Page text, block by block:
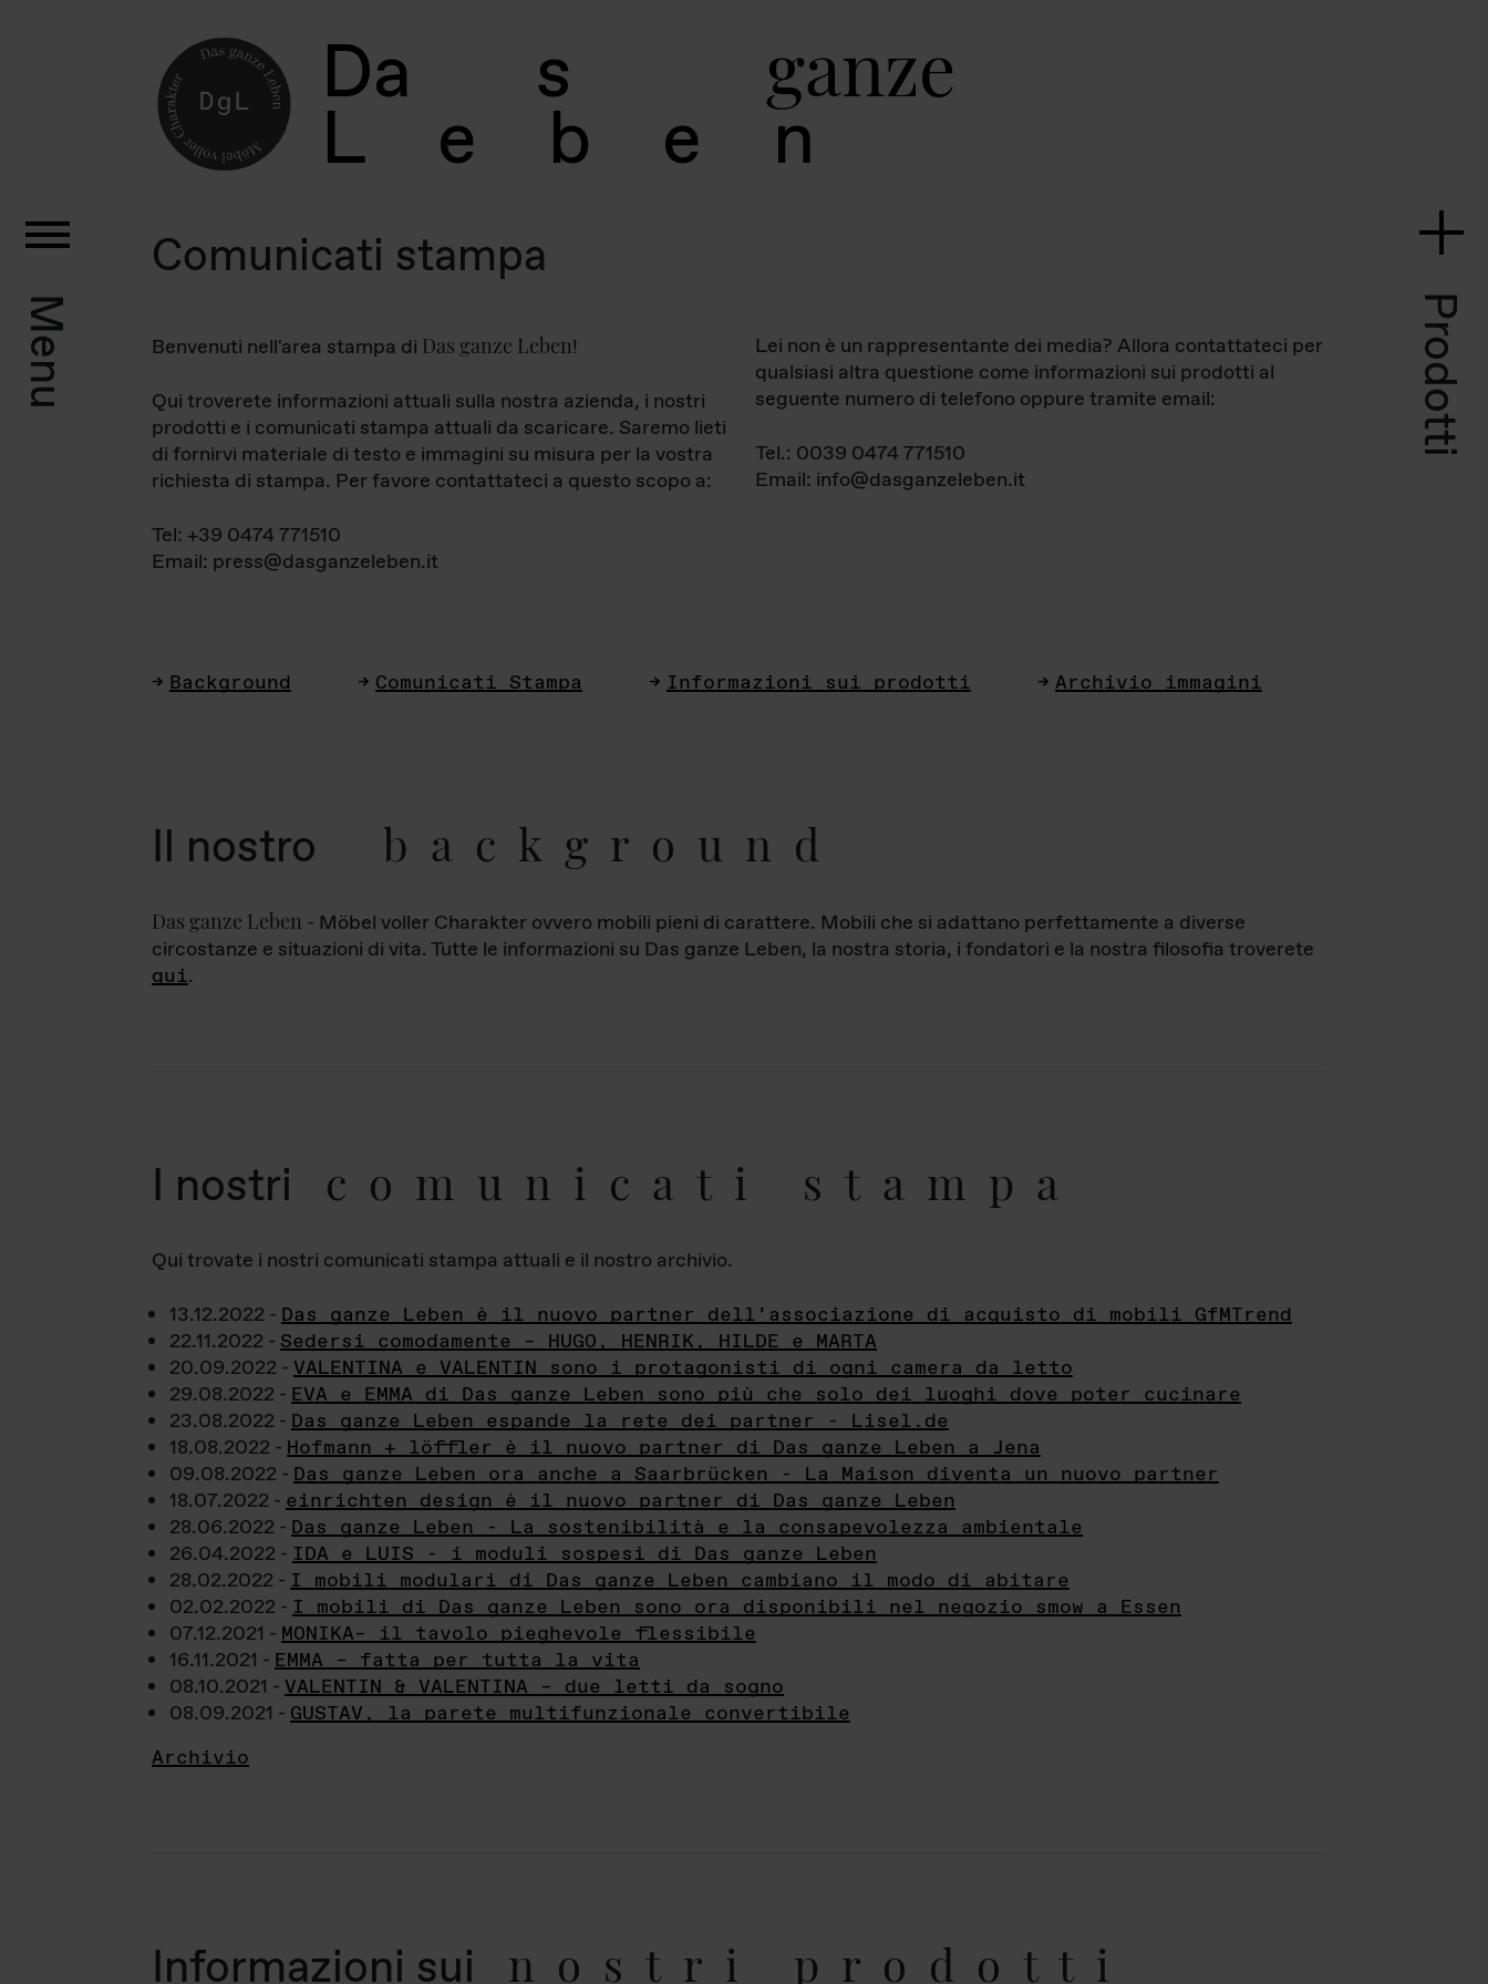
Da s ganze
L e b e n
Menu Prodotti
Comunicati stampa
Benvenuti nell'area stampa di Das ganze Leben!
Qui troverete informazioni attuali sulla nostra azienda, i nostri
prodotti e i comunicati stampa attuali da scaricare. Saremo lieti
di fornirvi materiale di testo e immagini su misura per la vostra
richiesta di stampa. Per favore contattateci a questo scopo a:
Tel: +39 0474 771510
Email: press@dasganzeleben.it
Lei non è un rappresentante dei media? Allora contattateci per
qualsiasi altra questione come informazioni sui prodotti al
seguente numero di telefono oppure tramite email:
Tel.: 0039 0474 771510
Email: info@dasganzeleben.it
Background Comunicati Stampa Informazioni sui prodotti Archivio immagini
Il nostro background
Das ganze Leben - Möbel voller Charakter ovvero mobili pieni di carattere. Mobili che si adattano perfettamente a diverse
circostanze e situazioni di vita. Tutte le informazioni su Das ganze Leben, la nostra storia, i fondatori e la nostra filosofia troverete
qui.
I nostri comunicati stampa
Qui trovate i nostri comunicati stampa attuali e il nostro archivio.
13.12.2022 - Das ganze Leben è il nuovo partner dell’associazione di acquisto di mobili GfMTrend
22.11.2022 - Sedersi comodamente – HUGO, HENRIK, HILDE e MARTA
20.09.2022 - VALENTINA e VALENTIN sono i protagonisti di ogni camera da letto
29.08.2022 - EVA e EMMA di Das ganze Leben sono più che solo dei luoghi dove poter cucinare
23.08.2022 - Das ganze Leben espande la rete dei partner - Lisel.de
18.08.2022 - Hofmann + löffler è il nuovo partner di Das ganze Leben a Jena
09.08.2022 - Das ganze Leben ora anche a Saarbrücken - La Maison diventa un nuovo partner
18.07.2022 - einrichten design è il nuovo partner di Das ganze Leben
28.06.2022 - Das ganze Leben - La sostenibilità e la consapevolezza ambientale
26.04.2022 - IDA e LUIS - i moduli sospesi di Das ganze Leben
28.02.2022 - I mobili modulari di Das ganze Leben cambiano il modo di abitare
02.02.2022 - I mobili di Das ganze Leben sono ora disponibili nel negozio smow a Essen
07.12.2021 - MONIKA– il tavolo pieghevole flessibile
16.11.2021 - EMMA – fatta per tutta la vita
08.10.2021 - VALENTIN & VALENTINA – due letti da sogno
08.09.2021 - GUSTAV, la parete multifunzionale convertibile
Archivio
Informazioni sui nostri prodotti